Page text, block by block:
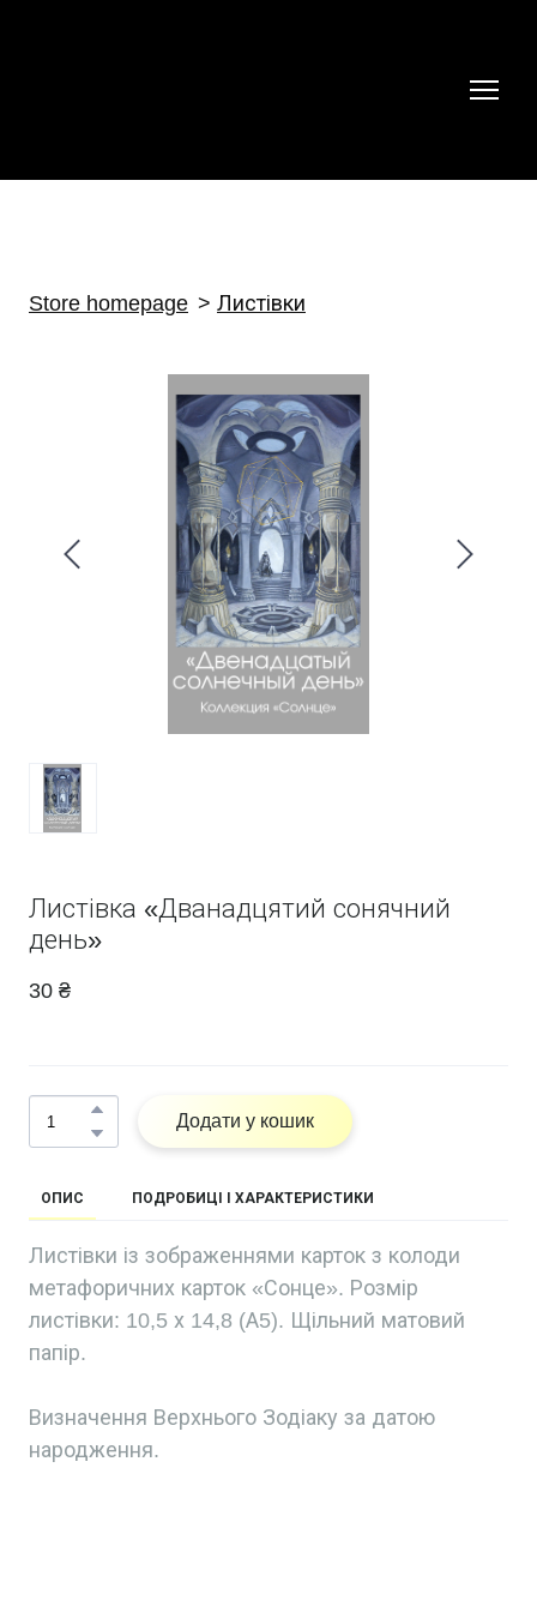
Store homepage Листівки
Листівка «Дванадцятий сонячний
день»
30 ₴
Додати у кошик
ОПИС ПОДРОБИЦІ І ХАРАКТЕРИСТИКИ
Листівки із зображеннями карток з колоди
метафоричних карток «Сонце». Розмір
листівки: 10,5 х 14,8 (А5). Щільний матовий
папір.
Визначення Верхнього Зодіаку за датою
народження.